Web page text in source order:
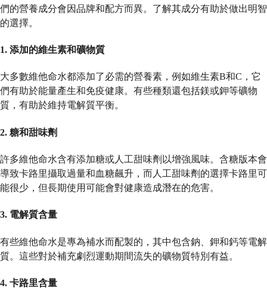
們的營養成分會因品牌和配方而異。了解其成分有助於做出明智
的選擇。
1. 添加的維生素和礦物質
大多數維他命水都添加了必需的營養素，例如維生素B和C，它
們有助於能量產生和免疫健康。有些種類還包括鎂或鉀等礦物
質，有助於維持電解質平衡。
2. 糖和甜味劑
許多維他命水含有添加糖或人工甜味劑以增強風味。含糖版本會
導致卡路里攝取過量和血糖飆升，而人工甜味劑的選擇卡路里可
能很少，但長期使用可能會對健康造成潛在的危害。
3. 電解質含量
有些維他命水是專為補水而配製的，其中包含鈉、鉀和鈣等電解
質。這些對於補充劇烈運動期間流失的礦物質特別有益。
4. 卡路里含量